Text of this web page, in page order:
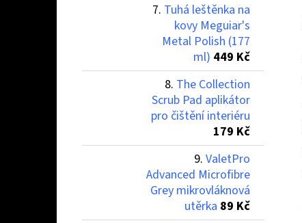
Tuhá leštěnka na
kovy Meguiar's
Metal Polish (177
ml) 449 Kč
The Collection
Scrub Pad aplikátor
pro čištění interiéru
179 Kč
ValetPro
Advanced Microfibre
Grey mikrovláknová
utěrka 89 Kč